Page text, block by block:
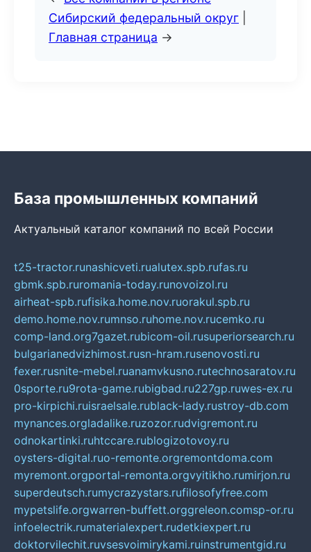
Сибирский федеральный округ
Главная страница →
База промышленных компаний
Актуальный каталог компаний по всей России
t25-tractor.runashicveti.rualutex.spb.rufas.ru
gbmk.spb.ruromania-today.runovoizol.ru
airheat-spb.rufisika.home.nov.ruorakul.spb.ru
demo.home.nov.rumnso.ruhome.nov.rucemko.ru
comp-land.org7gazet.rubicom-oil.rusuperiorsearch.ru
bulgarianedvizhimost.rusn-hram.rusenovosti.ru
fexer.rusnite-mebel.ruanamvkusno.rutechnosaratov.ru
0sporte.ru9rota-game.rubigbad.ru227gp.ruwes-ex.ru
pro-kirpichi.ruisraelsale.rublack-lady.rustroy-db.com
mynances.orgladalike.ruzozor.rudvigremont.ru
odnokartinki.ruhtccare.rublogizotovoy.ru
oysters-digital.ruo-remonte.orgremontdoma.com
myremont.orgportal-remonta.orgvyitikho.rumirjon.ru
superdeutsch.rumycrazystars.rufilosofyfree.com
mypetslife.orgwarren-buffett.orggreleon.comsp-or.ru
infoelectrik.rumaterialexpert.rudetkiexpert.ru
doktorvilechit.ruvsesvoimirykami.ruinstrumentgid.ru